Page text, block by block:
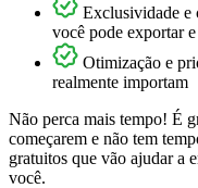
Exclusividade e
você pode exportar
Otimização e
realmente importam
Não perca mais tempo! É
começarem e não tem
gratuitos que vão ajudar a
você.